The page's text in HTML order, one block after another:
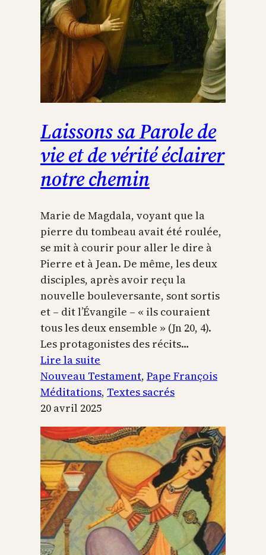
Laissons sa Parole de
vie et de vérité éclairer
notre chemin
Marie de Magdala, voyant que la
pierre du tombeau avait été roulée,
se mit à courir pour aller le dire à
Pierre et à Jean. De même, les deux
disciples, après avoir reçu la
nouvelle bouleversante, sont sortis
et – dit l’Évangile – « ils couraient
tous les deux ensemble » (Jn 20, 4).
Les protagonistes des récits…
Lire la suite
Laissons
sa
Parole
de
vie
et
de
vérité
éclairer
notre
chemin
Nouveau Testament, Pape François
Méditations, Textes sacrés
20 avril 2025